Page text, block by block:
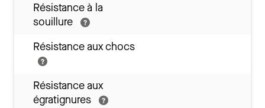
Résistance à la
souillure
Résistance aux chocs
Résistance aux
égratignures